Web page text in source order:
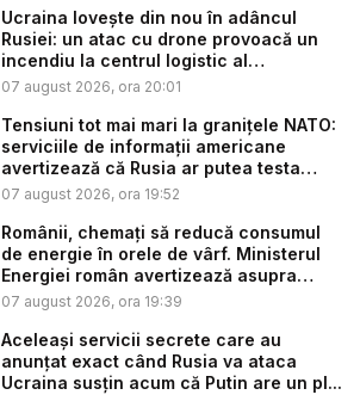
Ucraina lovește din nou în adâncul
Rusiei: un atac cu drone provoacă un
incendiu la centrul logistic al
„Amazonu...
07 august 2026, ora 20:01
Tensiuni tot mai mari la granițele NATO:
serviciile de informații americane
avertizează că Rusia ar putea testa
Alia...
07 august 2026, ora 19:52
Românii, chemați să reducă consumul
de energie în orele de vârf. Ministerul
Energiei român avertizează asupra
efe...
07 august 2026, ora 19:39
Aceleași servicii secrete care au
anunțat exact când Rusia va ataca
Ucraina susțin acum că Putin are un pl...